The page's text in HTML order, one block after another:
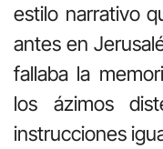
estilo narrativo
antes en
fallaba la
los ázimos
instrucciones